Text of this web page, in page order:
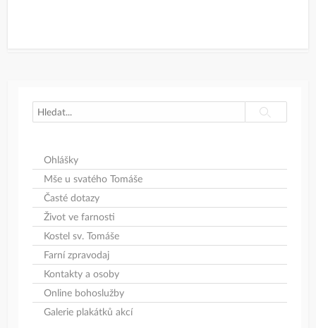
Search
Search
Ohlášky
Mše u svatého Tomáše
Časté dotazy
Život ve farnosti
Kostel sv. Tomáše
Farní zpravodaj
Kontakty a osoby
Online bohoslužby
Galerie plakátků akcí